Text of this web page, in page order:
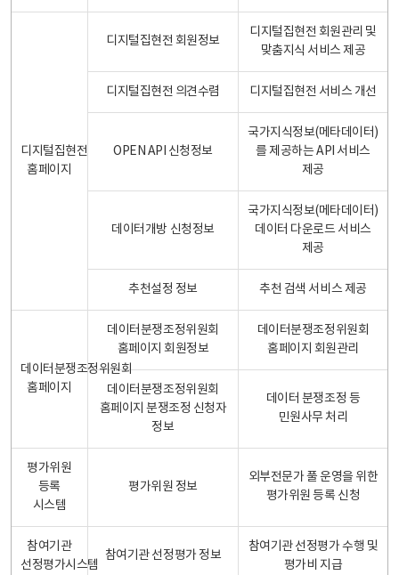
디지털집현전
홈페이지
디지털집현전 회원정보
디지털집현전 회원관리 및
맞춤지식 서비스 제공
디지털집현전 의견수렴 디지털집현전 서비스 개선
OPEN API 신청정보
국가지식정보(메타데이터)
를 제공하는 API 서비스
제공
데이터개방 신청정보
국가지식정보(메타데이터)
데이터 다운로드 서비스
제공
추천설정 정보 추천 검색 서비스 제공
데이터분쟁조정위원회
홈페이지
데이터분쟁조정위원회
홈페이지 회원정보
데이터분쟁조정위원회
홈페이지 회원관리
데이터분쟁조정위원회
홈페이지 분쟁조정 신청자
정보
데이터 분쟁조정 등
민원사무 처리
평가위원
등록
시스템
평가위원 정보
외부전문가 풀 운영을 위한
평가위원 등록 신청
참여기관
선정평가시스템
참여기관 선정평가 정보
참여기관 선정평가 수행 및
평가비 지급